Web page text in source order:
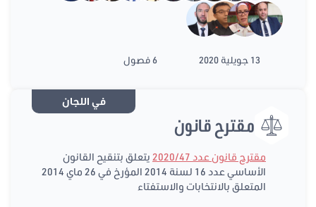
13 جويلية 2020 6 فصول
في اللجان
مقترح قانون
مقترح قانون عدد 2020/47
يتعلق بتنقيح القانون
الأساسي عدد 16 لسنة 2014 المؤرخ في 26 ماي 2014
المتعلق بالانتخابات والاستفتاء